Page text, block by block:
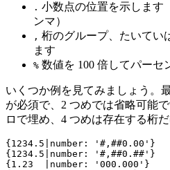
. 小数点の位置を示します
ンマ）
, 桁のグループ、たいてい
ます
% 数値を 100 倍してパーセ
いくつか例を見てみましょう。
が必須で、2 つめでは省略可能
ロで埋め、4 つめは存在する桁
{1234.5|number: '#,##0.00'}
{1234.5|number: '#,##0.##'}
{1.23  |number: '000.000'}